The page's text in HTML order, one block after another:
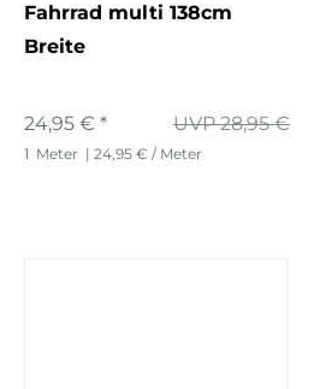
Fahrrad multi 138cm
Breite
UVP 28,95 €
24,95 € *
1 Meter | 24,95 € / Meter